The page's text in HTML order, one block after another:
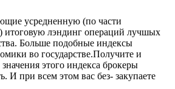
усредненную (по части
итоговую лэндинг операций лучшых
Больше подобные индексы
во государстве.Получите и
этого индекса брокеры
И при всем этом вас без- закупаете